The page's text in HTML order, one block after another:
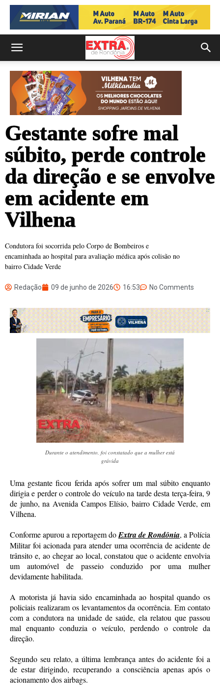
Gestante sofre mal
súbito, perde controle
da direção e se envolve
em acidente em
Vilhena
Condutora foi socorrida pelo Corpo de Bombeiros e
encaminhada ao hospital para avaliação médica após colisão no
bairro Cidade Verde
Redação 09 de junho de 2026 16:53 No Comments
Durante o atendimento, foi constatado que a mulher está
grávida
Uma gestante ficou ferida após sofrer um mal súbito enquanto
dirigia e perder o controle do veículo na tarde desta terça-feira, 9
de junho, na Avenida Campos Elísio, bairro Cidade Verde, em
Vilhena.
Conforme apurou a reportagem doExtra de Rondônia, a Polícia
Militar foi acionada para atender uma ocorrência de acidente de
trânsito e, ao chegar ao local, constatou que o acidente envolvia
um automóvel de passeio conduzido por uma mulher
devidamente habilitada.
A motorista já havia sido encaminhada ao hospital quando os
policiais realizaram os levantamentos da ocorrência. Em contato
com a condutora na unidade de saúde, ela relatou que passou
mal enquanto conduzia o veículo, perdendo o controle da
direção.
Segundo seu relato, a última lembrança antes do acidente foi a
de estar dirigindo, recuperando a consciência apenas após o
acionamento dos airbags.